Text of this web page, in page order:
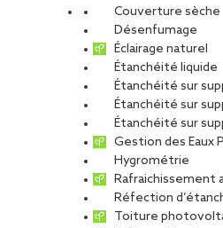
Couverture sèche
Désenfumage
Éclairage naturel
Étanchéité liquide
Étanchéité sur
Étanchéité sur
Étanchéité sur
Gestion des Eaux
Hygrométrie
Rafraichissement
Réfection
Toiture
PARTAGER
05 septembre 2022